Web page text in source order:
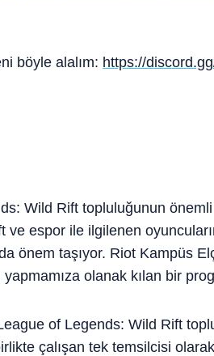
böyle alalım: https://
Wild Rift topluluğunun önemli
espor ile ilgilenen
önem taşıyor. Riot Kampüs
olanak kılan bir
of Legends: Wild Rift
çalışan tek temsilcisi